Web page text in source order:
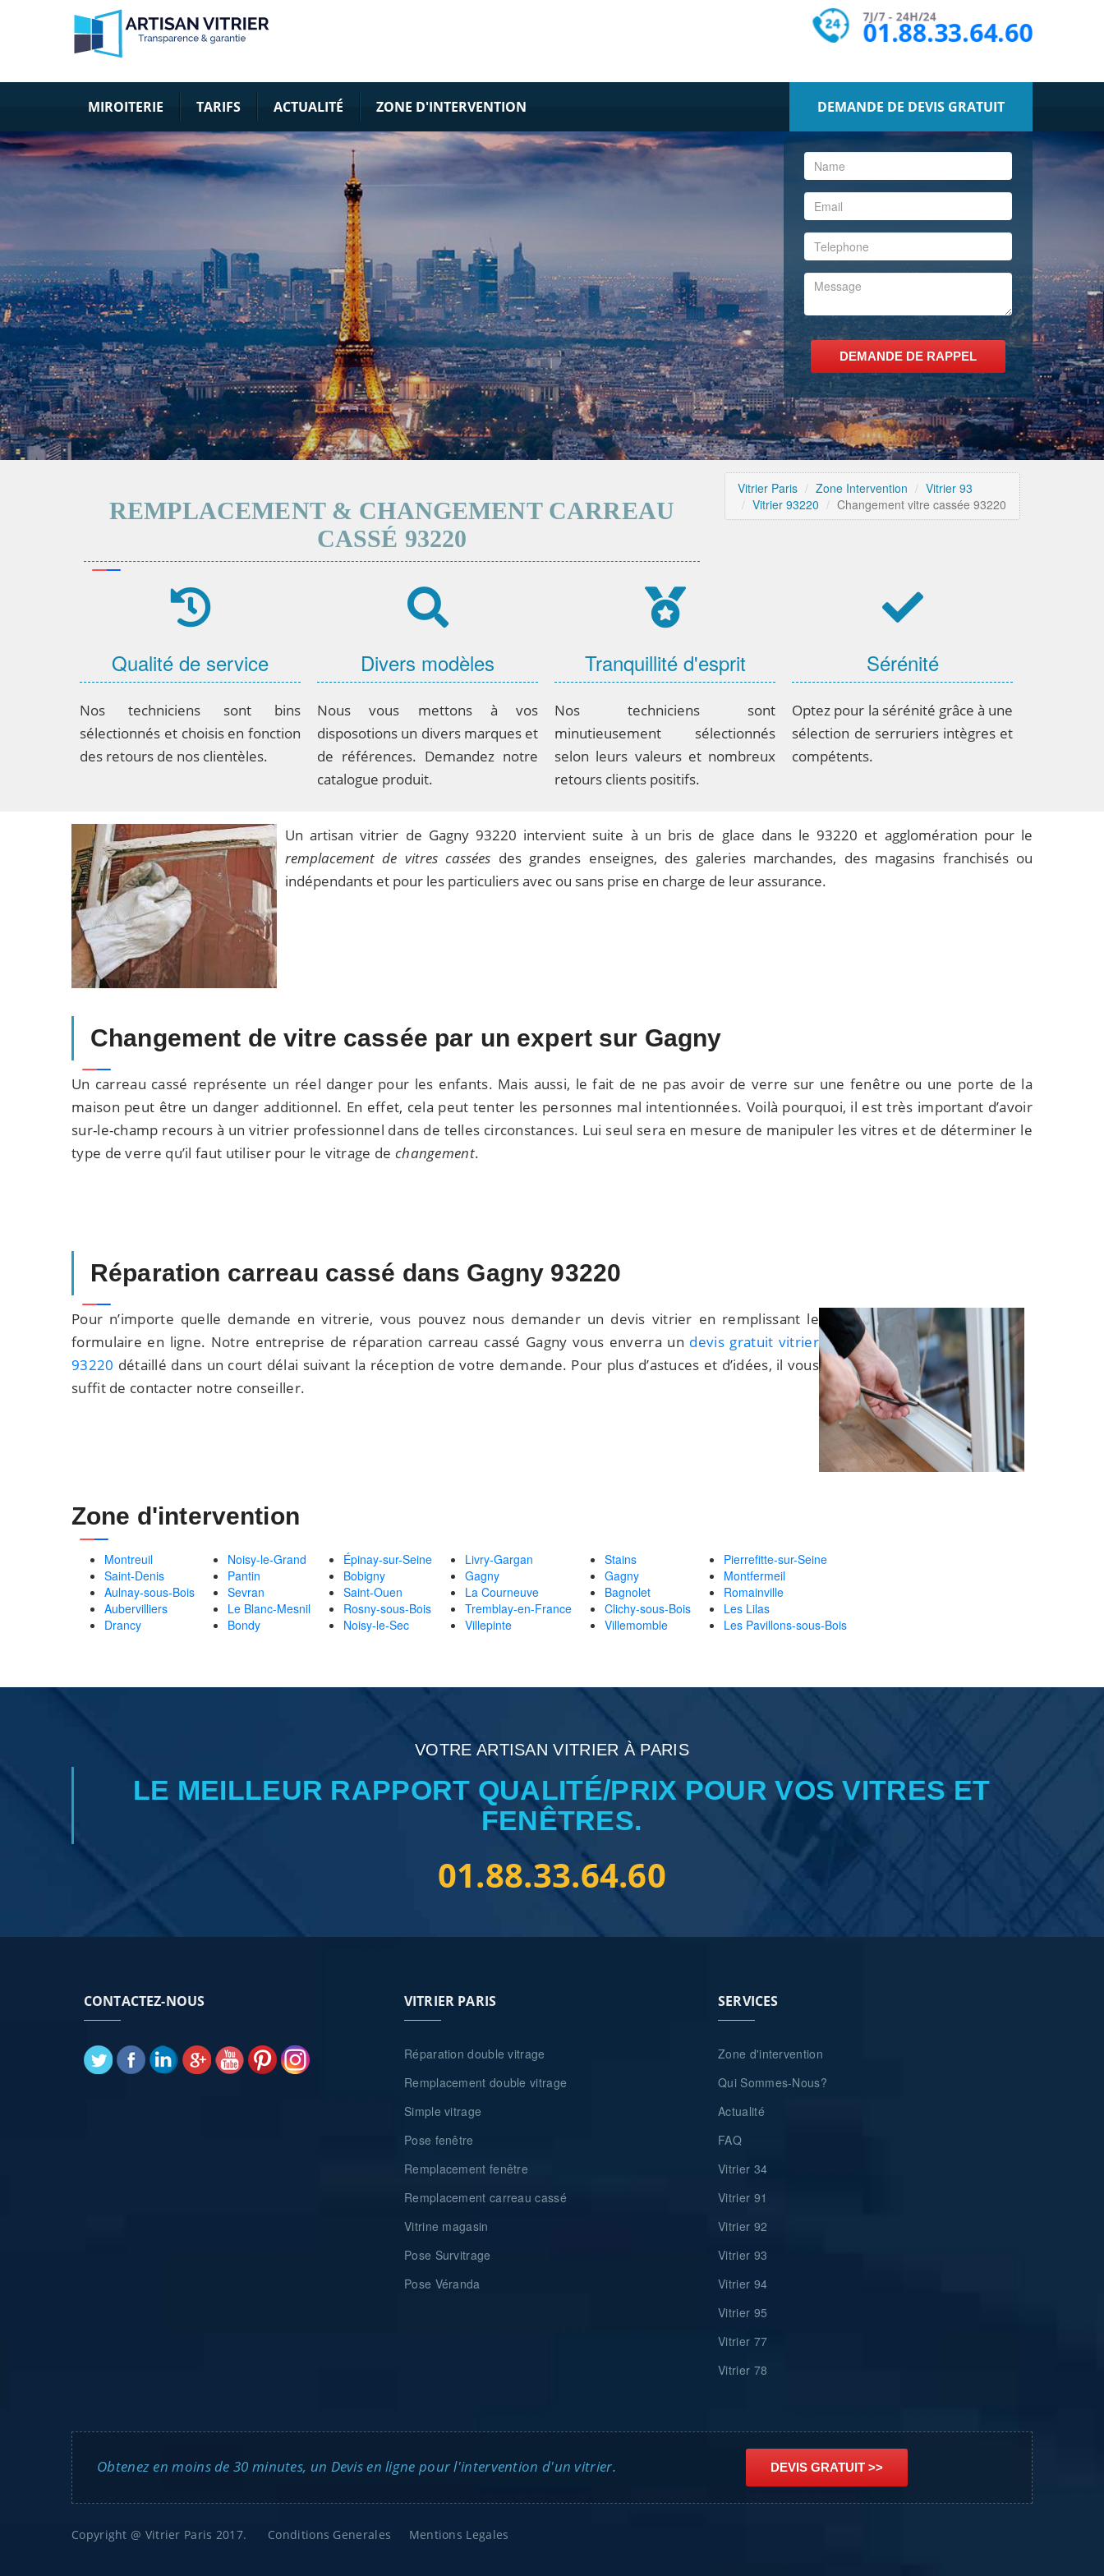
7J/7 - 24H/24
01.88.33.64.60
MIROITERIE TARIFS ACTUALITÉ ZONE D'INTERVENTION DEMANDE DE DEVIS GRATUIT
REMPLACEMENT & CHANGEMENT CARREAU
CASSÉ 93220
Vitrier Paris Zone Intervention
Vitrier 93
Vitrier 93220
Changement vitre cassée 93220
Qualité de service
Nos techniciens sont bins
sélectionnés et choisis en fonction
des retours de nos clientèles.
Divers modèles
Nous vous mettons à vos
disposotions un divers marques et
de références. Demandez notre
catalogue produit.
Tranquillité d'esprit
Nos techniciens sont
minutieusement sélectionnés
selon leurs valeurs et nombreux
retours clients positifs.
Sérénité
Optez pour la sérénité grâce à une
sélection de serruriers intègres et
compétents.
Un artisan vitrier de Gagny 93220 intervient suite à un bris de glace dans le 93220 et agglomération pour le
remplacement de vitres cassées des grandes enseignes, des galeries marchandes, des magasins franchisés ou
indépendants et pour les particuliers avec ou sans prise en charge de leur assurance.
Changement de vitre cassée par un expert sur Gagny
Un carreau cassé représente un réel danger pour les enfants. Mais aussi, le fait de ne pas avoir de verre sur une fenêtre ou une porte de la
maison peut être un danger additionnel. En effet, cela peut tenter les personnes mal intentionnées. Voilà pourquoi, il est très important d’avoir
sur-le-champ recours à un vitrier professionnel dans de telles circonstances. Lui seul sera en mesure de manipuler les vitres et de déterminer le
type de verre qu’il faut utiliser pour le vitrage de changement.
Réparation carreau cassé dans Gagny 93220
Pour n’importe quelle demande en vitrerie, vous pouvez nous demander un devis vitrier en remplissant le
formulaire en ligne. Notre entreprise de réparation carreau cassé Gagny vous enverra un devis gratuit vitrier
93220 détaillé dans un court délai suivant la réception de votre demande. Pour plus d’astuces et d’idées, il vous
suffit de contacter notre conseiller.
Zone d'intervention
Montreuil
Saint-Denis
Aulnay-sous-Bois
Aubervilliers
Drancy
Noisy-le-Grand
Pantin
Sevran
Le Blanc-Mesnil
Bondy
Épinay-sur-Seine
Bobigny
Saint-Ouen
Rosny-sous-Bois
Noisy-le-Sec
Livry-Gargan
Gagny
La Courneuve
Tremblay-en-France
Villepinte
Stains
Gagny
Bagnolet
Clichy-sous-Bois
Villemomble
Pierrefitte-sur-Seine
Montfermeil
Romainville
Les Lilas
Les Pavillons-sous-Bois
VOTRE ARTISAN VITRIER À PARIS
LE MEILLEUR RAPPORT QUALITÉ/PRIX POUR VOS VITRES ET
FENÊTRES.
01.88.33.64.60
CONTACTEZ-NOUS VITRIER PARIS
Réparation double vitrage
Remplacement double vitrage
Simple vitrage
Pose fenêtre
Remplacement fenêtre
Remplacement carreau cassé
Vitrine magasin
Pose Survitrage
Pose Véranda
SERVICES
Zone d'intervention
Qui Sommes-Nous?
Actualité
FAQ
Vitrier 34
Vitrier 91
Vitrier 92
Vitrier 93
Vitrier 94
Vitrier 95
Vitrier 77
Vitrier 78
Obtenez en moins de 30 minutes, un Devis en ligne pour l'intervention d'un vitrier.
Copyright @ Vitrier Paris 2017. Mentions Legales
Conditions Generales